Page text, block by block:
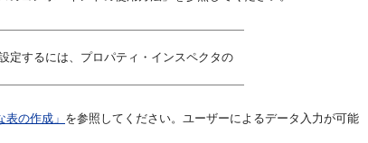
定するには、プロパティ・インスペクタの
の作成」 を参照してください。ユーザーによるデータ入力が可能